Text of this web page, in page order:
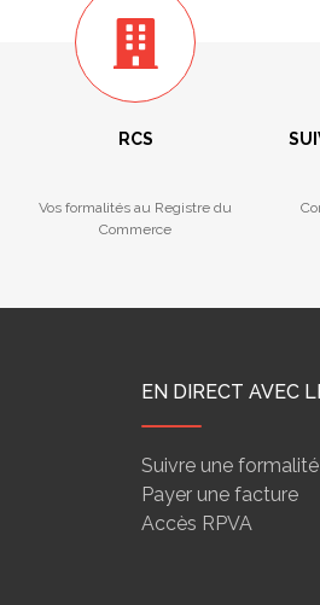
RCS
Vos formalités au Registre du
Commerce
EN DIRECT AVEC
Suivre une formalité
Payer une facture
Accès RPVA